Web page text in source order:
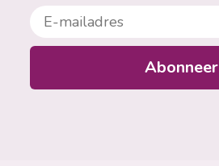
E-mailadres
Abonneer